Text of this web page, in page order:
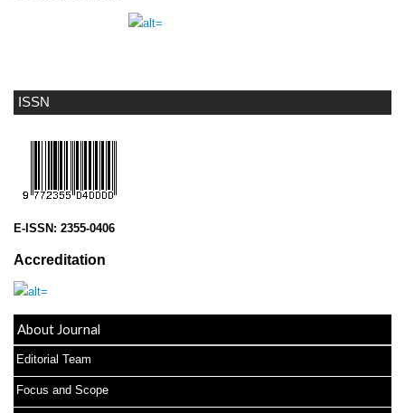
ISSN
E-ISSN: 2355-0406
Accreditation
About Journal
Editorial Team
Focus and Scope